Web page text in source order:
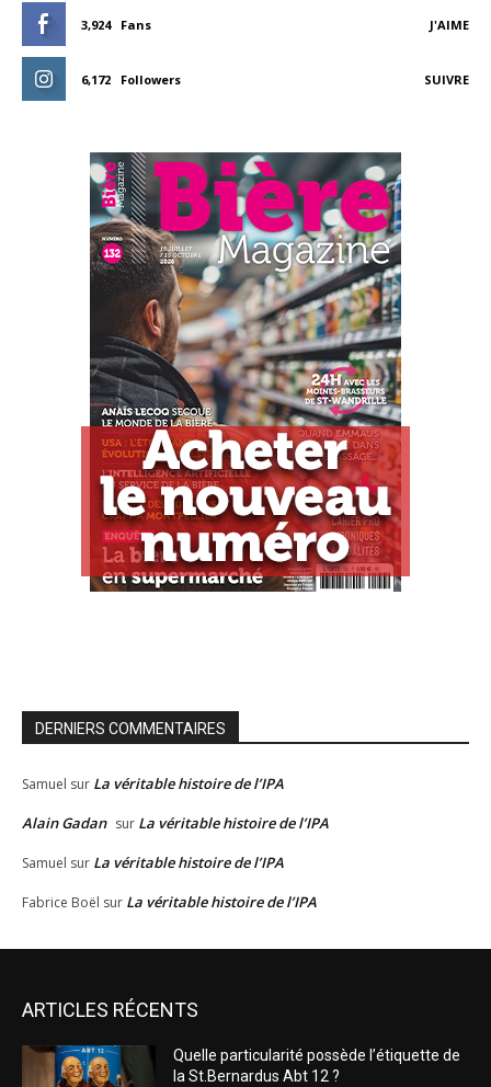
3,924 Fans J'AIME
6,172 Followers SUIVRE
DERNIERS COMMENTAIRES
Samuel sur La véritable histoire de l’IPA
Alain Gadan sur La véritable histoire de l’IPA
Samuel sur La véritable histoire de l’IPA
Fabrice Boël sur La véritable histoire de l’IPA
ARTICLES RÉCENTS
Quelle particularité possède l’étiquette de
la St.Bernardus Abt 12 ?